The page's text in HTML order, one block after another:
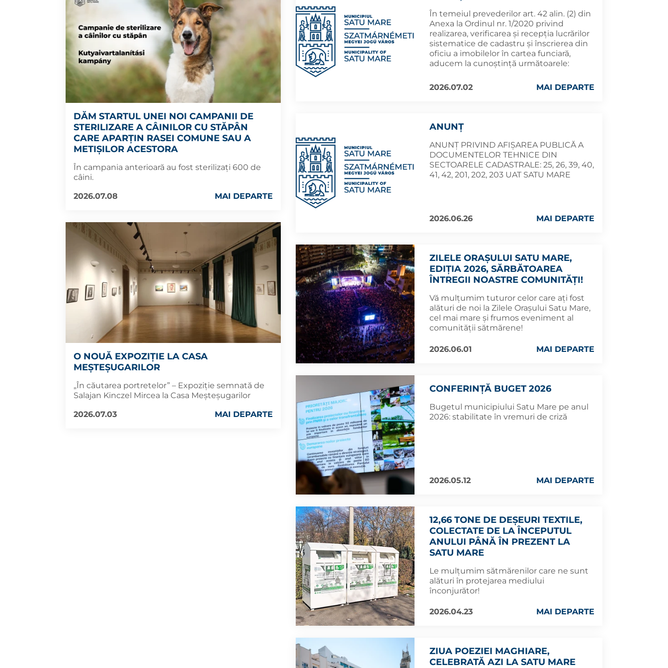
DĂM STARTUL UNEI NOI CAMPANII DE
STERILIZARE A CÂINILOR CU STĂPÂN
CARE APARȚIN RASEI COMUNE SAU A
METIȘILOR ACESTORA
În campania anterioară au fost sterilizați 600 de
câini.
2026.07.08
MAI DEPARTE
O NOUĂ EXPOZIȚIE LA CASA
MEȘTEȘUGARILOR
„În căutarea portretelor” – Expoziție semnată de
Salajan Kinczel Mircea la Casa Meșteșugarilor
2026.07.03
MAI DEPARTE
În temeiul prevederilor art. 42 alin. (2) din
Anexa la Ordinul nr. 1/2020 privind
realizarea, verificarea și recepția lucrărilor
sistematice de cadastru și înscrierea din
oficiu a imobilelor în cartea funciară,
aducem la cunoștință următoarele:
2026.07.02 MAI DEPARTE
ANUNŢ
ANUNŢ PRIVIND AFIȘAREA PUBLICĂ A
DOCUMENTELOR TEHNICE DIN
SECTOARELE CADASTRALE: 25, 26, 39, 40,
41, 42, 201, 202, 203 UAT SATU MARE
2026.06.26 MAI DEPARTE
ZILELE ORAȘULUI SATU MARE,
EDIȚIA 2026, SĂRBĂTOAREA
ÎNTREGII NOASTRE COMUNITĂȚI!
Vă mulțumim tuturor celor care ați fost
alături de noi la Zilele Orașului Satu Mare,
cel mai mare și frumos eveniment al
comunității sătmărene!
2026.06.01 MAI DEPARTE
CONFERINȚĂ BUGET 2026
Bugetul municipiului Satu Mare pe anul
2026: stabilitate în vremuri de criză
2026.05.12 MAI DEPARTE
12,66 TONE DE DEȘEURI TEXTILE,
COLECTATE DE LA ÎNCEPUTUL
ANULUI PÂNĂ ÎN PREZENT LA
SATU MARE
Le mulțumim sătmărenilor care ne sunt
alături în protejarea mediului
înconjurător!
2026.04.23 MAI DEPARTE
ZIUA POEZIEI MAGHIARE,
CELEBRATĂ AZI LA SATU MARE